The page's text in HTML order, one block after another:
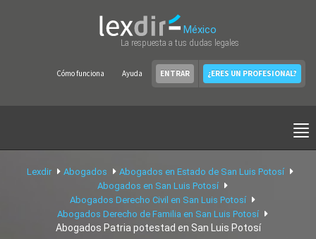
México
La respuesta a tus dudas legales
Cómo funciona Ayuda ENTRAR ¿ERES UN PROFESIONAL?
Lexdir Abogados
Abogados en Estado de San Luis Potosí
Abogados en San Luis Potosí
Abogados Derecho Civil en San Luis Potosí
Abogados Derecho de Familia en San Luis Potosí
Abogados Patria potestad en San Luis Potosí